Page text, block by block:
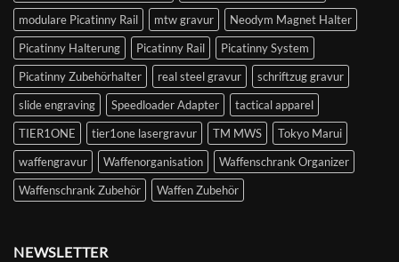
modulare Picatinny Rail
mtw gravur
Neodym Magnet Halter
Picatinny Halterung
Picatinny Rail
Picatinny System
Picatinny Zubehörhalter
real steel gravur
schriftzug gravur
slide engraving
Speedloader Adapter
tactical apparel
TIER1ONE
tier1one lasergravur TM MWS
Tokyo Marui
waffengravur
Waffenorganisation
Waffenschrank Organizer
Waffenschrank Zubehör
Waffen Zubehör
NEWSLETTER